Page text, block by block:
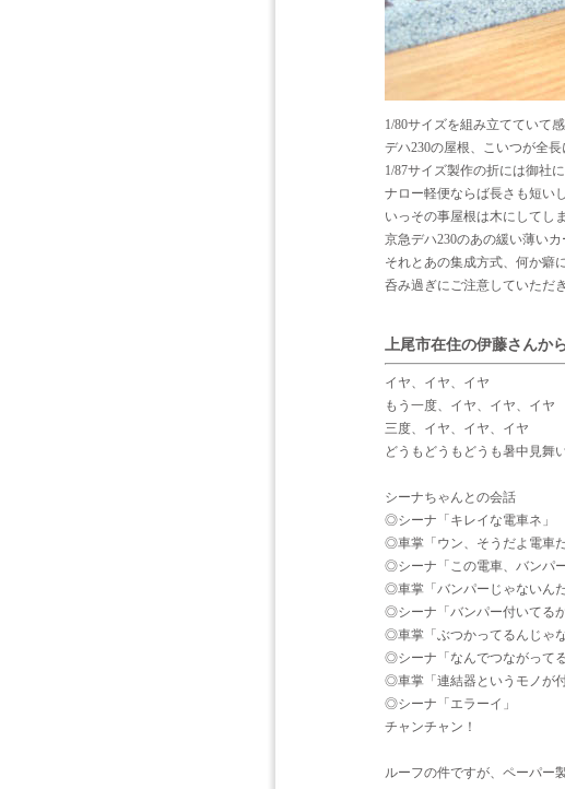
1/80サイズを組み立てていて
デハ230の屋根、こいつが全
1/87サイズ製作の折には御社
ナロー軽便ならば長さも短い
いっその事屋根は木にしてし
京急デハ230のあの緩い薄いカ
それとあの集成方式、何か癖
呑み過ぎにご注意していただ
上尾市在住の伊藤さんか
イヤ、イヤ、イヤ
もう一度、イヤ、イヤ、イヤ
三度、イヤ、イヤ、イヤ
どうもどうもどうも暑中見舞
シーナちゃんとの会話
◎シーナ「キレイな電車ネ」
◎車掌「ウン、そうだよ電車
◎シーナ「この電車、バンパ
◎車掌「バンパーじゃないん
◎シーナ「バンパー付いてる
◎車掌「ぶつかってるんじゃ
◎シーナ「なんでつながってる
◎車掌「連結器というモノが
◎シーナ「エラーイ」
チャンチャン！
ルーフの件ですが、ペーパー